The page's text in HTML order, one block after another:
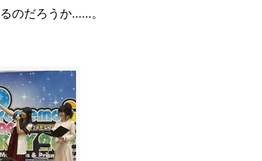
のだろうか……。